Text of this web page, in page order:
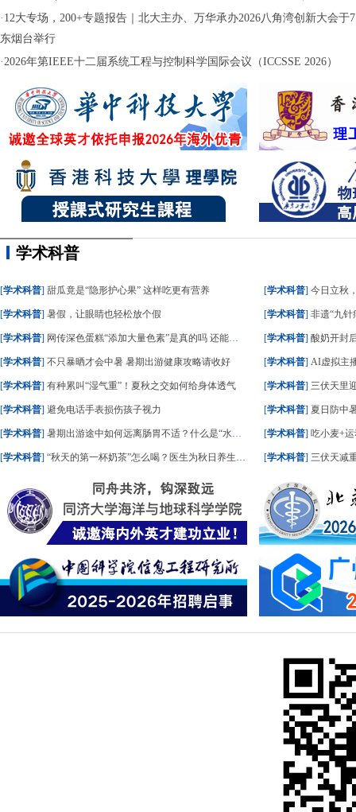
· 12大专场，200+专题报告｜北大主办、万华承办2026八角湾创新大会于
东烟台举行
·2026年第IEEE十二届系统工程与控制科学国际会议（ICCSSE 2026）
学术科普
[学术科普] 甜瓜竟是“隐形护心果” 这样吃更有营养
[学术科普] 暑假，让眼睛也轻松放个假
[学术科普] 网传深色蛋糕“添加大量色素”是真的吗 还能不能吃？
[学术科普] 不只暴晒才会中暑 暑期出游健康攻略请收好
[学术科普] 有种累叫“湿气重”！夏秋之交如何给身体透气
[学术科普] 避免电话手表损伤孩子视力
[学术科普] 暑期出游途中如何远离肠胃不适？什么是“水土不服”？一文了解
[学术科普] “秋天的第一杯奶茶”怎么喝？医生为秋日养生饮食划重点
[学术科普] 今日立秋
[学术科普] 非遗“九针
[学术科普] 酸奶开封
[学术科普] AI虚拟主播
[学术科普] 三伏天里
[学术科普] 夏日防中
[学术科普] 吃小麦+
[学术科普] 三伏天减重